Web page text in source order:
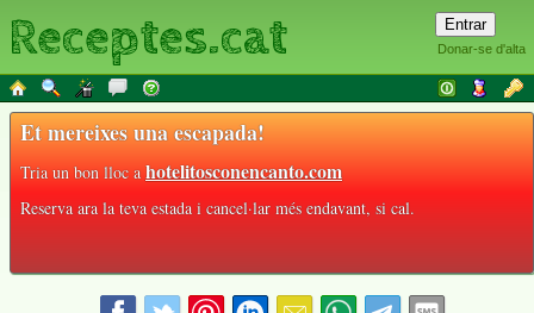
Donar-se d'alta
Receptes.cat
Et mereixes una escapada!
Tria un bon lloc ahotelitosconencanto.com
Reserva ara la teva estada i cancel·lar més endavant, si cal.